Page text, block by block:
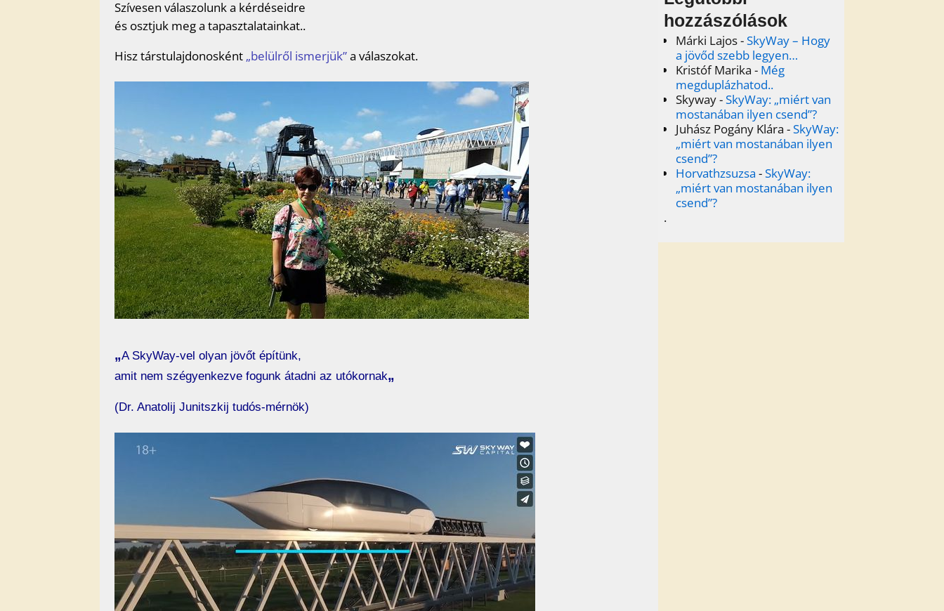
Szívesen válaszolunk a kérdéseidre
és osztjuk meg a tapasztalatainkat..
Hisz társtulajdonosként „belülről ismerjük”a válaszokat.
„A SkyWay-vel olyan jövőt építünk,
amit nem szégyenkezve fogunk átadni az utókornak„
(Dr. Anatolij Junitszkij tudós-mérnök)
hozzászólások
Márki Lajos-SkyWay – Hogy
a jövőd szebb legyen…
Kristóf Marika - Még
megduplázhatod..
Skyway-SkyWay: „miért van
mostanában ilyen csend”?
Juhász Pogány Klára -SkyWay:
„miért van mostanában ilyen
csend”?
Horvathzsuzsa -SkyWay:
„miért van mostanában ilyen
csend”?
.